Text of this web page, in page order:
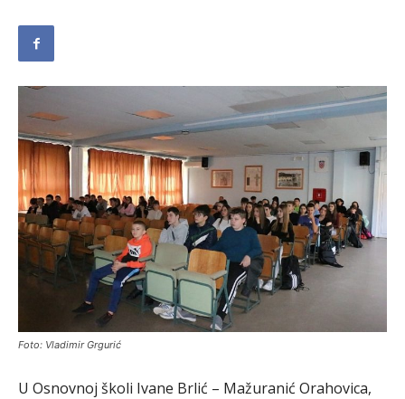
Foto: Vladimir Grgurić
U Osnovnoj školi Ivane Brlić – Mažuranić Orahovica,